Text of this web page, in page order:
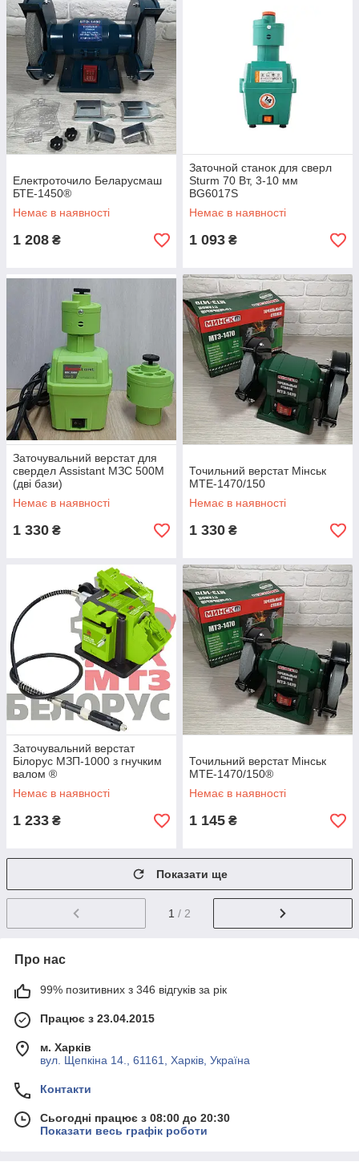
Електроточило Беларусмаш
БТЕ-1450®
Немає в наявності
1 208 ₴
Заточной станок для сверл
Sturm 70 Вт, 3-10 мм
BG6017S
Немає в наявності
1 093 ₴
Заточувальний верстат для
свердел Assistant МЗС 500М
(дві бази)
Немає в наявності
1 330 ₴
Точильний верстат Мінськ
МТЕ-1470/150
Немає в наявності
1 330 ₴
Заточувальний верстат
Білорус МЗП-1000 з гнучким
валом ®
Немає в наявності
1 233 ₴
Точильний верстат Мінськ
МТЕ-1470/150®
Немає в наявності
1 145 ₴
Показати ще
1 / 2
Про нас
99% позитивних з 346 відгуків за рік
Працює з 23.04.2015
м. Харків
вул. Щепкіна 14., 61161, Харків, Україна
Контакти
Сьогодні працює з 08:00 до 20:30
Показати весь графік роботи